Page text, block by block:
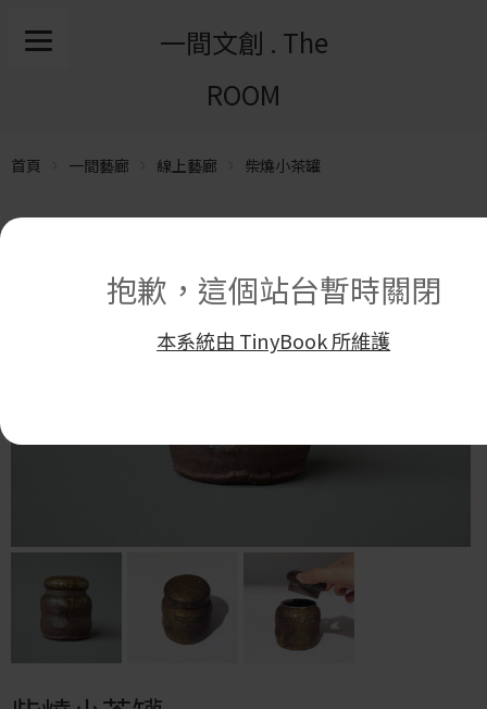
抱歉，這個站台暫時關閉
本系統由 TinyBook 所維護
一間文創 . The
ROOM
首頁 一間藝廊 線上藝廊 柴燒小茶罐